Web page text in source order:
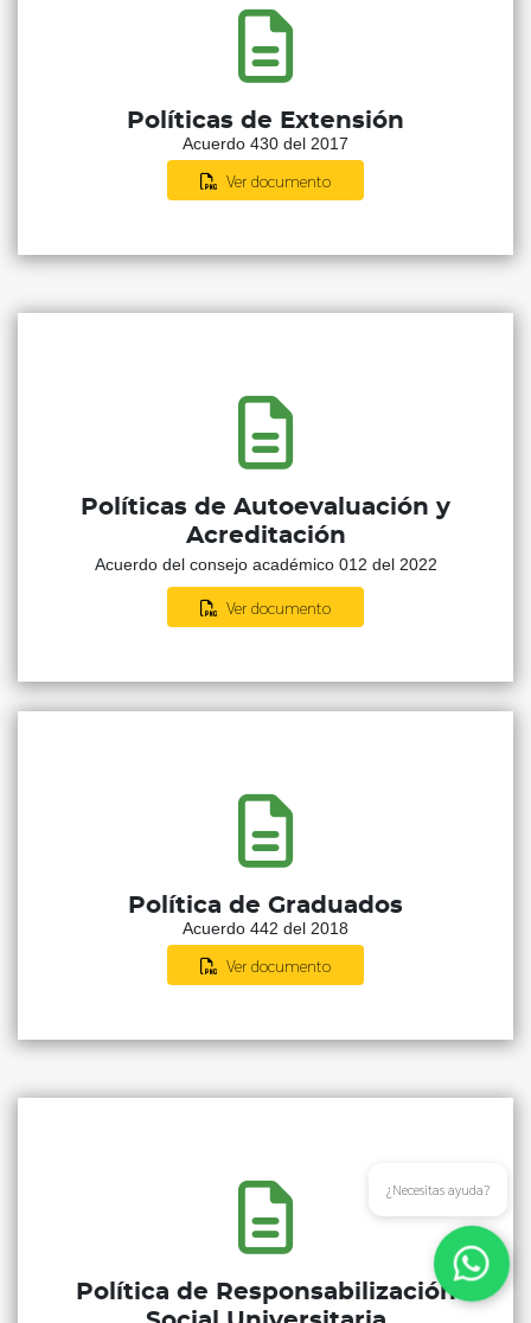
Políticas de Extensión
Acuerdo 430 del 2017
Ver documento
Políticas de Autoevaluación y
Acreditación
Acuerdo del consejo académico 012 del 2022
Ver documento
Política de Graduados
Acuerdo 442 del 2018
Ver documento
Política de Responsabilización
¿Necesitas ayuda?